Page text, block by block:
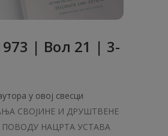
| Вол 21 | 3-
у овој свесци
СВОЈИНЕ И ДРУШТВЕНЕ
ПОВОДУ НАЦРТА УСТАВА